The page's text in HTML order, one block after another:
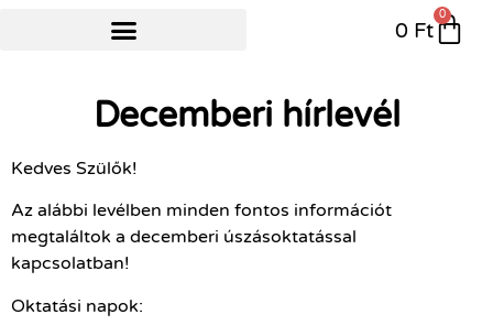
0 Ft
0
Decemberi hírlevél
Kedves Szülők!
Az alábbi levélben minden fontos információt
megtaláltok a decemberi úszásoktatással
kapcsolatban!
Oktatási napok: